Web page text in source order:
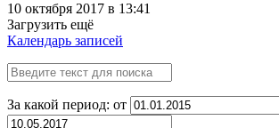
10 октября 2017 в 13:41
Загрузить ещё
Календарь записей
За какой период: от